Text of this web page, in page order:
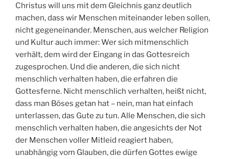
Christus will uns mit dem Gleichnis ganz deutlich
machen, dass wir Menschen miteinander leben sollen,
nicht gegeneinander. Menschen, aus welcher Religion
und Kultur auch immer: Wer sich mitmenschlich
verhält, dem wird der Eingang in das Gottesreich
zugesprochen. Und die anderen, die sich nicht
menschlich verhalten haben, die erfahren die
Gottesferne. Nicht menschlich verhalten, heißt nicht,
dass man Böses getan hat – nein, man hat einfach
unterlassen, das Gute zu tun. Alle Menschen, die sich
menschlich verhalten haben, die angesichts der Not
der Menschen voller Mitleid reagiert haben,
unabhängig vom Glauben, die dürfen Gottes ewige